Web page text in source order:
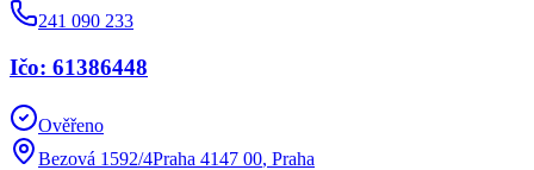
241 090 233
Ičo: 61386448
Ověřeno
Bezová 1592/4Praha 4147 00, Praha